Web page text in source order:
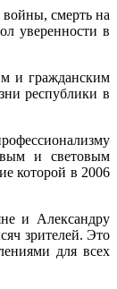
смерть на
уверенности в
и гражданским
республики в
и световым
которой в 2006
и Александру
зрителей. Это
для всех